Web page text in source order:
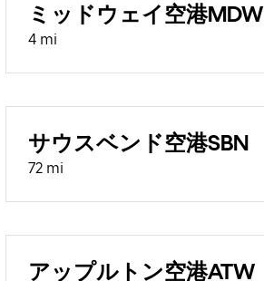
ミッドウェイ空港MDW
4 mi
サウスベンド空港SBN
72 mi
アップルトン空港ATW